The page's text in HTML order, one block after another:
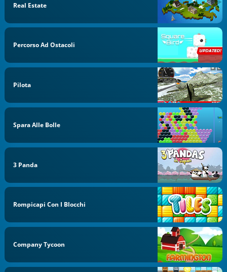
Real Estate
Percorso Ad Ostacoli
Pilota
Spara Alle Bolle
3 Panda
Rompicapi Con I Blocchi
Company Tycoon